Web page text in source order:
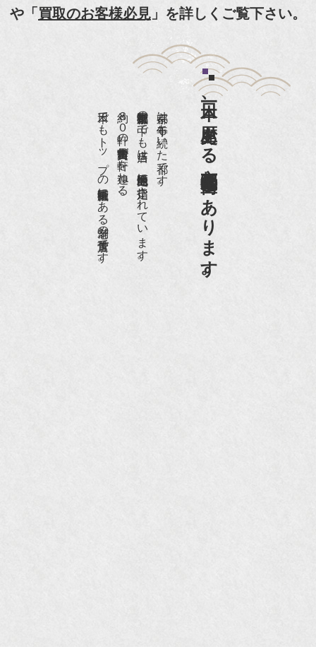
『京都新聞』とKBS京都で鴨東まちなか美術館を
『和楽』7月号 樋口可南子さんがお店へ！！
『樋口可南子の古寺散歩』（5月17日発行）
NHK「趣味Do楽」とよた真帆さんご来店！【動
NHK『美の壺』（4月24日放送）
『和楽』10月号
『Hanako 京都案内』
『FIGARO japon』12月号
や「買取のお客様必見 」を詳しくご覧下さい。
日本一、歴史ある
京都祇園骨董街にあります。
京都は千年も続いた都です。
京都祇園骨董街の中でも当店は、歴史的保全地区に指定されています。
約８０軒の古美術骨董商が軒を連ねる、
日本でもトップの祇園骨董街にある老舗の骨董店です。